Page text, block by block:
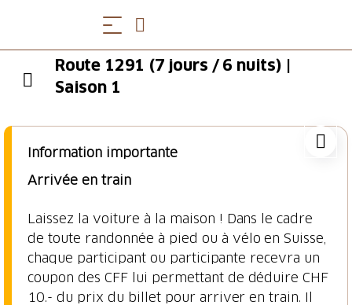
Route 1291 (7 jours / 6 nuits) |
Saison 1
Information importante
Arrivée en train
Laissez la voiture à la maison ! Dans le cadre
de toute randonnée à pied ou à vélo en Suisse,
chaque participant ou participante recevra un
coupon des CFF lui permettant de déduire CHF
10.- du prix du billet pour arriver en train. Il